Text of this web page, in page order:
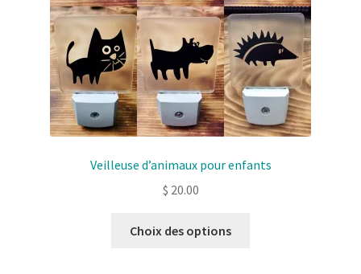
Panier
Politique de confidentialité
Validation de la commande
Contact
Veilleuse d’animaux pour enfants
$ 20.00
Choix des options